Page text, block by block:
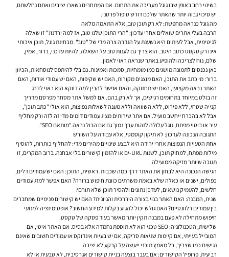
בשינוי רחב באופן שבו גוגל מעריכה את התחום. אם המתחרים נשארו יציבים ואתם נחלשתם,
יש סיכוי גבוה יותר שהאתר שלכם דורש טיפול פרטני.
מה גוגל כנראה מחפשת: לא רק תוכן טוב, אלא התאמה מלאה
הרבה בעלי אתרים שואלים אחרי עדכון: "הרי התוכן שלנו טוב, אז למה ירדנו?" זו שאלה
לגיטימית, אבל לעיתים היא נשענת על הגדרה צרה מדי של "טוב". מבחינת גוגל, תוכן איכותי
אינו רק טקסט כתוב היטב. הוא צריך גם לענות טוב על השאלה, להיות עדכני, ברור, אמין,
שלם, נוח לצריכה ולהופיע באתר שנראה ראוי לאמון.
כאן נכנסים לתמונה מושגים כמו מומחיות, סמכות ואמינות. גם בלי להיתפס לנוסחאות, הכיוון
ברור: מי כתב את התוכן, האם מוצגים מקורות, האם יש שקיפות, האם יש עמודי אודות, האם
האתר נראה מקצועי, האם יש תחזוקה, והאם אפשר להבין למה דווקא הוא ראוי לדרג.
זה בולט במיוחד בתחומים רגישים, אך לא רק בהם. אם למשל אתר מסחר מפרסם מדריך
קנייה שטחי, ללא פירוט, ללא השוואה וללא מענה לשאלות נפוצות, הוא אולי "כתב תוכן",
אבל לא בהכרח ייחשב מועיל. אם אתר שירותים מציג עמודים דומים מדי זה לזה ורק מחליף
עיר או ביטוי מפתח, גוגל עלולה לזהות ערך נמוך גם אם הכול נראה "מותאם SEO".
התגובה הנכונה לעדכון: לא תיקון קוסמטי, אלא עבודה על השורש
אחת הטעויות הנפוצות אחרי ירידה היא לבצע שינויים מהירים מדי: להחליף כותרות, להוסיף
מילות מפתח, למחוק תוכן, לשנות URL-ים או להזמין קישורים בלי אבחנה. ברוב המקרים, זו
תגובה שיותר מזיקה ממועילה.
הגישה הנכונה היא לבחון את האתר דרך כמה שכבות. ראשית, התוכן: האם יש עמודים דלים,
כפולים, ישנים או כאלה שלא באמת משרתים כוונת חיפוש ברורה? האם אפשר למזג עמודים
חלשים, להעמיק נושאים, לעדכן נתונים ולהסיר תוכן שלא תורם?
שנית, המבנה: האם האתר בנוי בצורה היררכית והגיונית? האם יש קישורים פנימיים שמחברים
בין עמודים רלוונטיים? האם גולש יכול להגיע בקלות למידע החשוב? אופטימיזציה למנועי
חיפוש מתחילה לא פעם במבנה תקין יותר מאשר בעוד פסקה של טקסט.
שלישית, הטכנולוגיה: SEO טכני הוא לא תוספת נחמדה אלא בסיס. אם האתר איטי, אם
המובייל בעייתי, אם קיימות שגיאות סריקה, אם יש בעיות אינדוקס או עמודים חשובים שאינם
נגישים כמו שצריך, כל מאמץ תוכני ייעשה על קרקע לא יציבה.
רביעית, פרופיל הקישורים: אם בעבר בוצעה בניית קישורים אגרסיבית, לא טבעית או לא